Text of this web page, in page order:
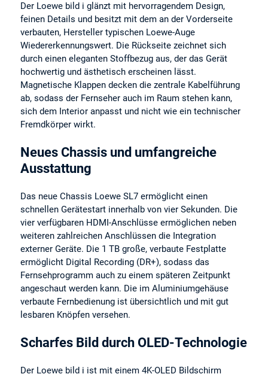
Der Loewe bild i glänzt mit hervorragendem Design,
feinen Details und besitzt mit dem an der Vorderseite
verbauten, Hersteller typischen Loewe-Auge
Wiedererkennungswert. Die Rückseite zeichnet sich
durch einen eleganten Stoffbezug aus, der das Gerät
hochwertig und ästhetisch erscheinen lässt.
Magnetische Klappen decken die zentrale Kabelführung
ab, sodass der Fernseher auch im Raum stehen kann,
sich dem Interior anpasst und nicht wie ein technischer
Fremdkörper wirkt.
Neues Chassis und umfangreiche
Ausstattung
Das neue Chassis Loewe SL7 ermöglicht einen
schnellen Gerätestart innerhalb von vier Sekunden. Die
vier verfügbaren HDMI-Anschlüsse ermöglichen neben
weiteren zahlreichen Anschlüssen die Integration
externer Geräte. Die 1 TB große, verbaute Festplatte
ermöglicht Digital Recording (DR+), sodass das
Fernsehprogramm auch zu einem späteren Zeitpunkt
angeschaut werden kann. Die im Aluminiumgehäuse
verbaute Fernbedienung ist übersichtlich und mit gut
lesbaren Knöpfen versehen.
Scharfes Bild durch OLED-Technologie
Der Loewe bild i ist mit einem 4K-OLED Bildschirm